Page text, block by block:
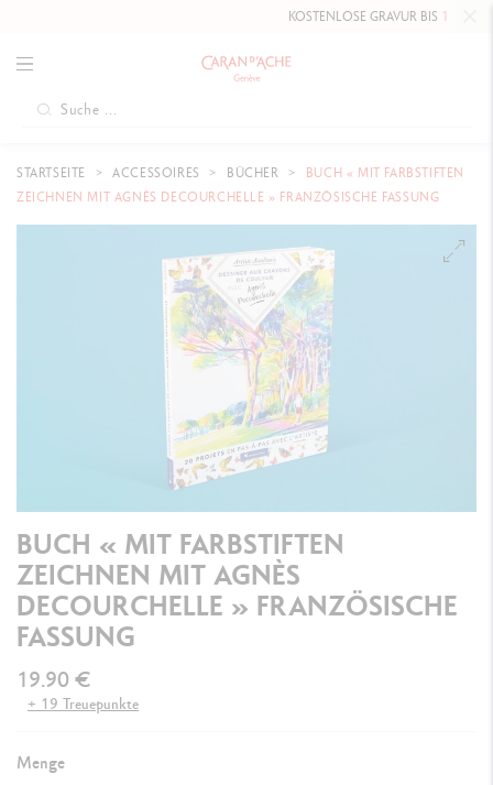
KOSTENLOSE GRAVUR BIS10. MAI
STARTSEITE ACCESSOIRES BÜCHER
BUCH « MIT FARBSTIFTEN
ZEICHNEN MIT AGNÈS DECOURCHELLE » FRANZÖSISCHE FASSUNG
BUCH « MIT FARBSTIFTEN
ZEICHNEN MIT AGNÈS
DECOURCHELLE » FRANZÖSISCHE
FASSUNG
19.90 €
+ 19 Treuepunkte
Menge